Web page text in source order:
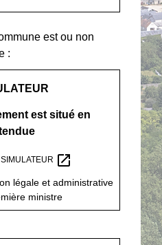
est ou non
:
est situé en
open_in_new
légale et administrative
ministre